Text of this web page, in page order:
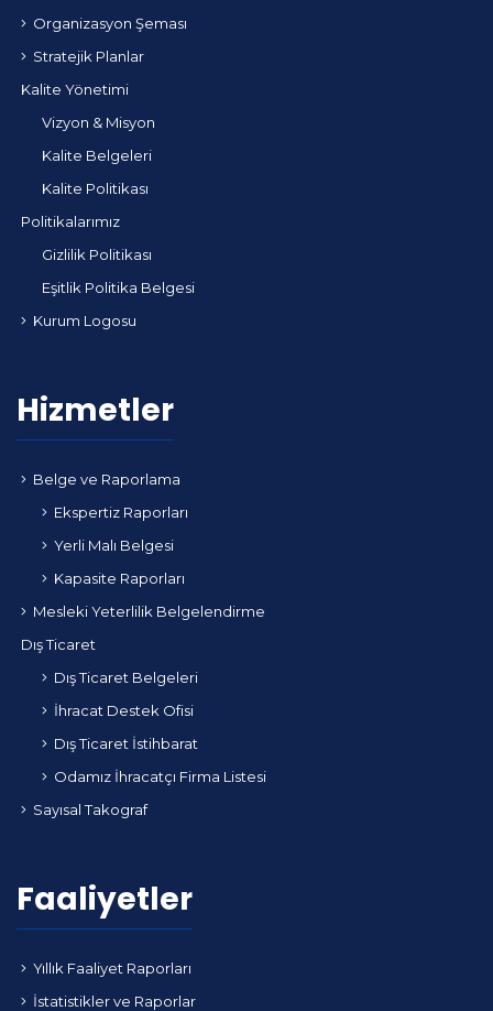
Organizasyon Şeması
Stratejik Planlar
Kalite Yönetimi
Vizyon & Misyon
Kalite Belgeleri
Kalite Politikası
Politikalarımız
Gizlilik Politikası
Eşitlik Politika Belgesi
Kurum Logosu
Hizmetler
Belge ve Raporlama
Ekspertiz Raporları
Yerli Malı Belgesi
Kapasite Raporları
Mesleki Yeterlilik Belgelendirme
Dış Ticaret
Dış Ticaret Belgeleri
İhracat Destek Ofisi
Dış Ticaret İstihbarat
Odamız İhracatçı Firma Listesi
Sayısal Takograf
Faaliyetler
Yıllık Faaliyet Raporları
İstatistikler ve Raporlar